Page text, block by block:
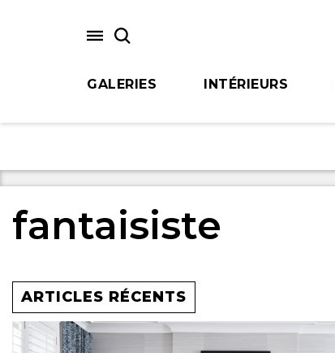
GALERIES INTÉRIEURS
fantaisiste
ARTICLES RÉCENTS